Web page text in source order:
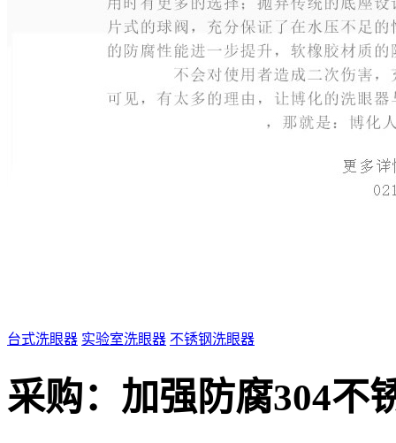
台式洗眼器 实验室洗眼器 不锈钢洗眼器
采购： 加强防腐304不